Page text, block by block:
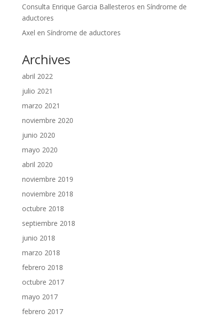
Consulta Enrique Garcia Ballesteros en Síndrome de
aductores
Axel en Síndrome de aductores
Archives
abril 2022
julio 2021
marzo 2021
noviembre 2020
junio 2020
mayo 2020
abril 2020
noviembre 2019
noviembre 2018
octubre 2018
septiembre 2018
junio 2018
marzo 2018
febrero 2018
octubre 2017
mayo 2017
febrero 2017